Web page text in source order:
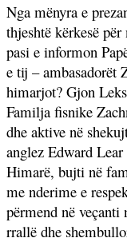
Nga mënyra e
thjeshtë kërkesë
pasi e informon
e tij – ambasadorët
himarjot? Gjon
Familja fisnike
dhe aktive në
anglez Edward
Himarë, bujti në
me nderime e
përmend në
rrallë dhe